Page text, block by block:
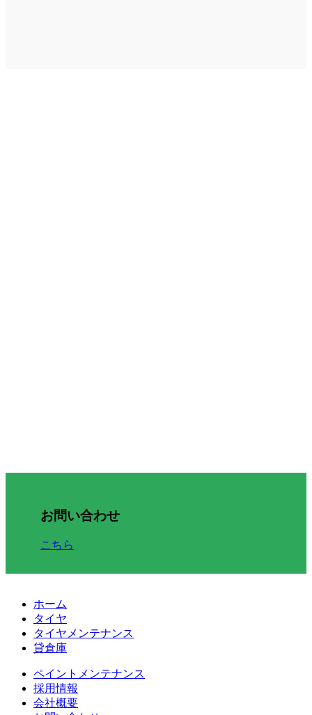
お問い合わせ
こちら
ホーム
タイヤ
タイヤメンテナンス
貸倉庫
ペイントメンテナンス
採用情報
会社概要